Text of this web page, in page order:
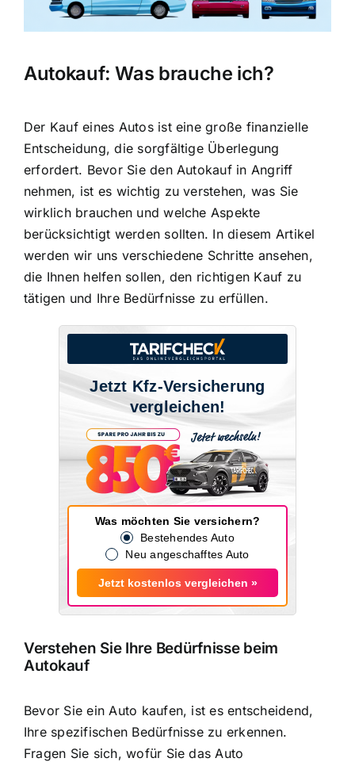
Autokauf: Was brauche ich?
Der Kauf eines Autos ist einegroße finanzielle
Entscheidung, die sorgfältige Überlegung
erfordert. Bevor Sie den Autokauf in Angriff
nehmen, ist es wichtig zu verstehen, was Sie
wirklich brauchen und welche Aspekte
berücksichtigt werden sollten. In diesem Artikel
werden wir uns verschiedene Schritte ansehen,
die Ihnen helfen sollen, den richtigen Kauf zu
tätigen und Ihre Bedürfnisse zu erfüllen.
Jetzt Kfz-Versicherung
vergleichen!
Was möchten Sie versichern?
Bestehendes Auto
Neu angeschafftes Auto
Jetzt kostenlos vergleichen »
Verstehen Sie Ihre Bedürfnisse beim
Autokauf
Bevor Sie ein Auto kaufen, ist es entscheidend,
Ihre spezifischen Bedürfnisse zu erkennen.
Fragen Sie sich, wofür Sie das Auto